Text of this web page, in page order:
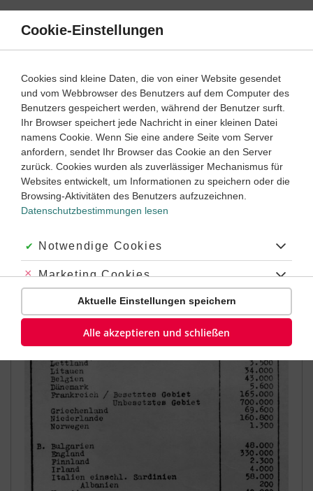
Direkt
Inhalt
Klassenarbeit
Geschichte 9. ‐ 10. Klasse
Rassenpolitik als Massenmord – die Schoah (1)
Dauer: 40 Minuten
Empfohlen von
Tutorin Noemi
Dauer:
Cookie-Einstellungen
Cookies sind kleine Daten, die von einer Website gesendet
und vom Webbrowser des Benutzers auf dem Computer des
Benutzers gespeichert werden, während der Benutzer surft.
Ihr Browser speichert jede Nachricht in einer kleinen Datei
namens Cookie. Wenn Sie eine andere Seite vom Server
anfordern, sendet Ihr Browser das Cookie an den Server
zurück. Cookies wurden als zuverlässiger Mechanismus für
Websites entwickelt, um Informationen zu speichern oder die
Browsing-Aktivitäten des Benutzers aufzuzeichnen.
Datenschutzbestimmungen lesen
Akzeptiert:
Notwendige Cookies
Abgelehnt:
Marketing Cookies
Abgelehnt:
Personalisierungs-Cookies
Aktuelle Einstellungen speichern
Alle akzeptieren und schließen